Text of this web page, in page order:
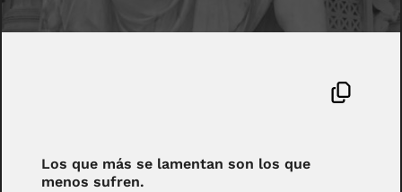
Los que más se lamentan son los que
menos sufren.